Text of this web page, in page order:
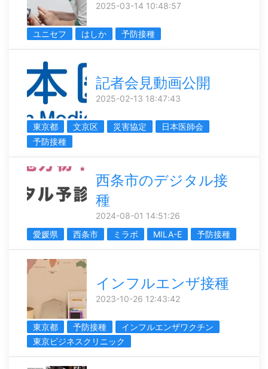
2025-03-14 10:48:57
ユニセフ はしか 予防接種
記者会見動画公開
2025-02-13 18:47:43
東京都 文京区 災害協定
日本医師会
予防接種
西条市のデジタル接
種
2024-08-01 14:51:26
愛媛県
西条市 ミラボ MILA-E 予防接種
インフルエンザ接種
2023-10-26 12:43:42
東京都 予防接種
インフルエンザワクチン
東京ビジネスクリニック